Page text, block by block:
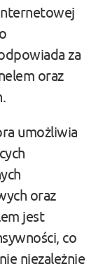
za
oraz
umożliwia
oraz
jest
co
niezależnie